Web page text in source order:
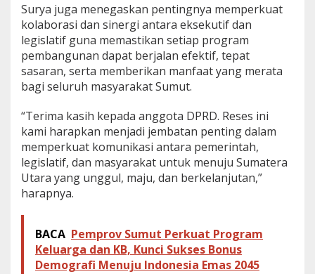
Surya juga menegaskan pentingnya memperkuat
kolaborasi dan sinergi antara eksekutif dan
legislatif guna memastikan setiap program
pembangunan dapat berjalan efektif, tepat
sasaran, serta memberikan manfaat yang merata
bagi seluruh masyarakat Sumut.
“Terima kasih kepada anggota DPRD. Reses ini
kami harapkan menjadi jembatan penting dalam
memperkuat komunikasi antara pemerintah,
legislatif, dan masyarakat untuk menuju Sumatera
Utara yang unggul, maju, dan berkelanjutan,”
harapnya.
BACA Pemprov Sumut Perkuat Program
Keluarga dan KB, Kunci Sukses Bonus
Demografi Menuju Indonesia Emas 2045